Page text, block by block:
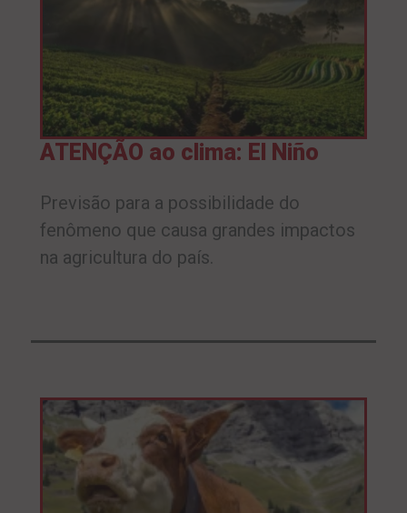
ATENÇÃO ao clima: El Niño
Previsão para a possibilidade do
fenômeno que causa grandes impactos
na agricultura do país.